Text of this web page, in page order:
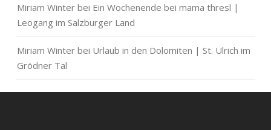
Miriam Winter bei Ein Wochenende bei mama thresl |
Leogang im Salzburger Land
Miriam Winter bei Urlaub in den Dolomiten | St. Ulrich im
Grödner Tal